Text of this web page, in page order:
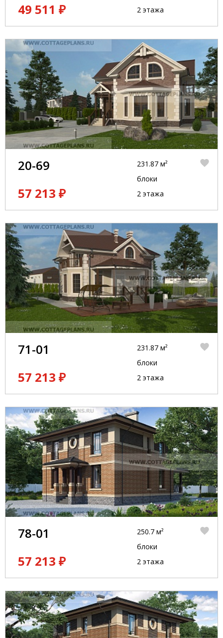
49 511 ₽
2 этажа
20-69
57 213 ₽
231.87 м²
блоки
2 этажа
71-01
57 213 ₽
231.87 м²
блоки
2 этажа
78-01
57 213 ₽
250.7 м²
блоки
2 этажа